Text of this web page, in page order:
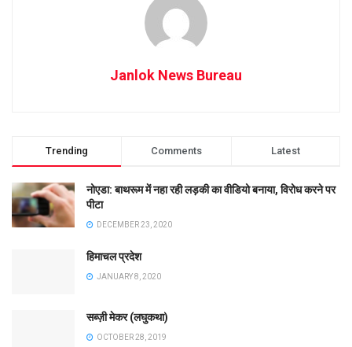
Janlok News Bureau
Trending Comments Latest
नोएडा: बाथरूम में नहा रही लड़की का वीडियो बनाया, विरोध करने पर
पीटा
DECEMBER 23, 2020
हिमाचल प्रदेश
JANUARY 8, 2020
सब्ज़ी मेकर (लघुकथा)
OCTOBER 28, 2019